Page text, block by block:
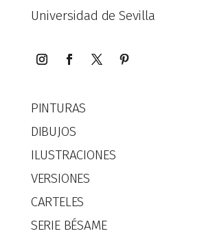
Universidad de Sevilla
PINTURAS
DIBUJOS
ILUSTRACIONES
VERSIONES
CARTELES
SERIE BÉSAME